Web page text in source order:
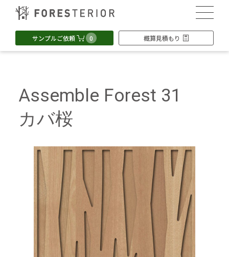
サンプルご依頼 0 概算見積もり
Assemble Forest 31
カバ桜